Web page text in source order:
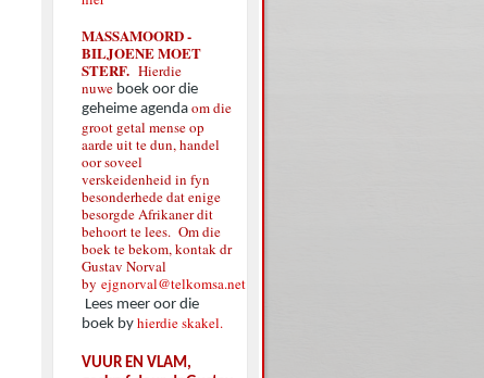
MASSAMOORD -
BILJOENE MOET
STERF. Hierdie
nuwe boek oor die
geheime agenda om die
groot getal mense op
aarde uit te dun, handel
oor soveel
verskeidenheid in fyn
besonderhede dat enige
besorgde Afrikaner dit
behoort te lees. Om die
boek te bekom, kontak dr
Gustav Norval
by ejgnorval@telkomsa.net
Lees meer oor die
boek by hierdie skakel.
VUUR EN VLAM,